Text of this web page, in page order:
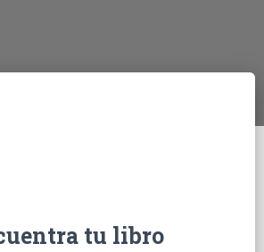
tu libro